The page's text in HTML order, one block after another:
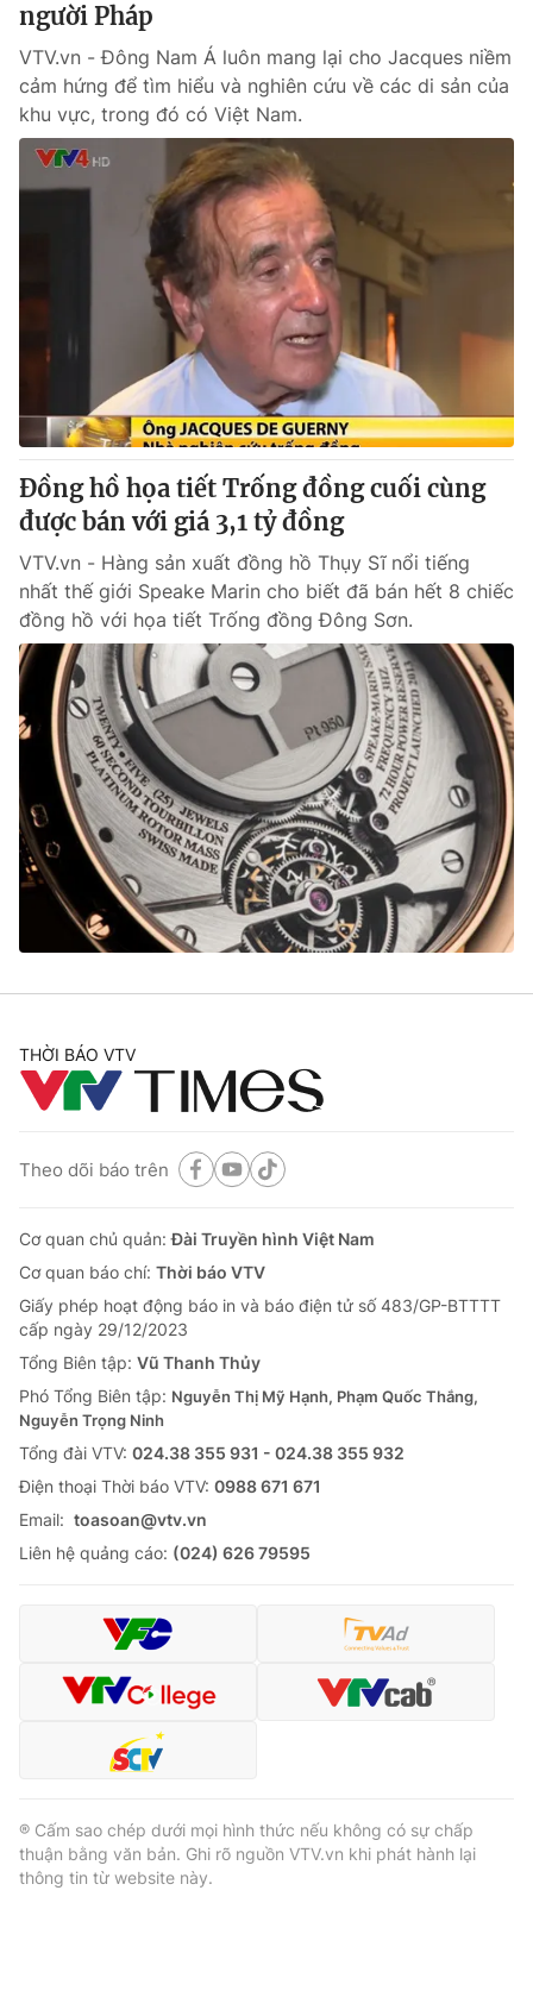
VTV9
Liên hệ tòa soạn English
Theo dõi báo trên
Cơ quan chủ quản:Đài Truyền hình Việt Nam
Cơ quan báo chí:Thời báo VTV
Giấy phép hoạt động báo in và báo điện tử số 483/GP-BTTTT
cấp ngày 29/12/2023
Tổng Biên tập: Vũ Thanh Thủy
Phó Tổng Biên tập:Nguyễn Thị Mỹ Hạnh, Phạm Quốc Thắng,
Nguyễn Trọng Ninh
Tổng đài VTV: 024.38 355 931 - 024.38 355 932
Ðiện thoại Thời báo VTV: 024.66 897 897
Email:toasoan@vtv.vn
Liên hệ quảng cáo:
024-7300.7108
® Cấm sao chép dưới mọi hình thức nếu không có sự chấp
thuận bằng văn bản. Ghi rõ nguồn VTV.vn khi phát hành lại
thông tin từ website này.
người Pháp
VTV.vn - Đông Nam Á luôn mang lại cho Jacques niềm
cảm hứng để tìm hiểu và nghiên cứu về các di sản của
khu vực, trong đó có Việt Nam.
Đồng hồ họa tiết Trống đồng cuối cùng
được bán với giá 3,1 tỷ đồng
VTV.vn - Hàng sản xuất đồng hồ Thụy Sĩ nổi tiếng
nhất thế giới Speake Marin cho biết đã bán hết 8 chiếc
đồng hồ với họa tiết Trống đồng Đông Sơn.
THỜI BÁO VTV
Theo dõi báo trên
Cơ quan chủ quản:Đài Truyền hình Việt Nam
Cơ quan báo chí: Thời báo VTV
Giấy phép hoạt động báo in và báo điện tử số 483/GP-BTTTT
cấp ngày 29/12/2023
Tổng Biên tập: Vũ Thanh Thủy
Phó Tổng Biên tập: Nguyễn Thị Mỹ Hạnh, Phạm Quốc Thắng,
Nguyễn Trọng Ninh
Tổng đài VTV: 024.38 355 931 - 024.38 355 932
Ðiện thoại Thời báo VTV: 0988 671 671
Email: toasoan@vtv.vn
Liên hệ quảng cáo: (024) 626 79595
® Cấm sao chép dưới mọi hình thức nếu không có sự chấp
thuận bằng văn bản. Ghi rõ nguồn VTV.vn khi phát hành lại
thông tin từ website này.